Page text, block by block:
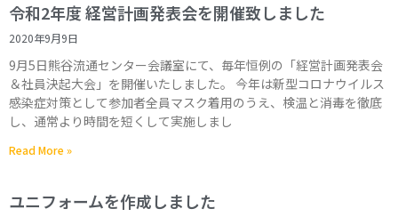
令和2年度 経営計画発表会を開催致しました
2020年9月9日
9月5日熊谷流通センター会議室にて、毎年恒例の「経営計画発表会
＆社員決起大会」を開催いたしました。 今年は新型コロナウイルス
感染症対策として参加者全員マスク着用のうえ、検温と消毒を徹底
し、通常より時間を短くして実施しまし
Read More »
ユニフォームを作成しました